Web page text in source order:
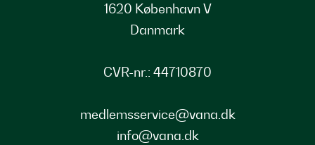
1620 København V
Danmark
CVR-nr.: 44710870
medlemsservice@vana.dk
info@vana.dk